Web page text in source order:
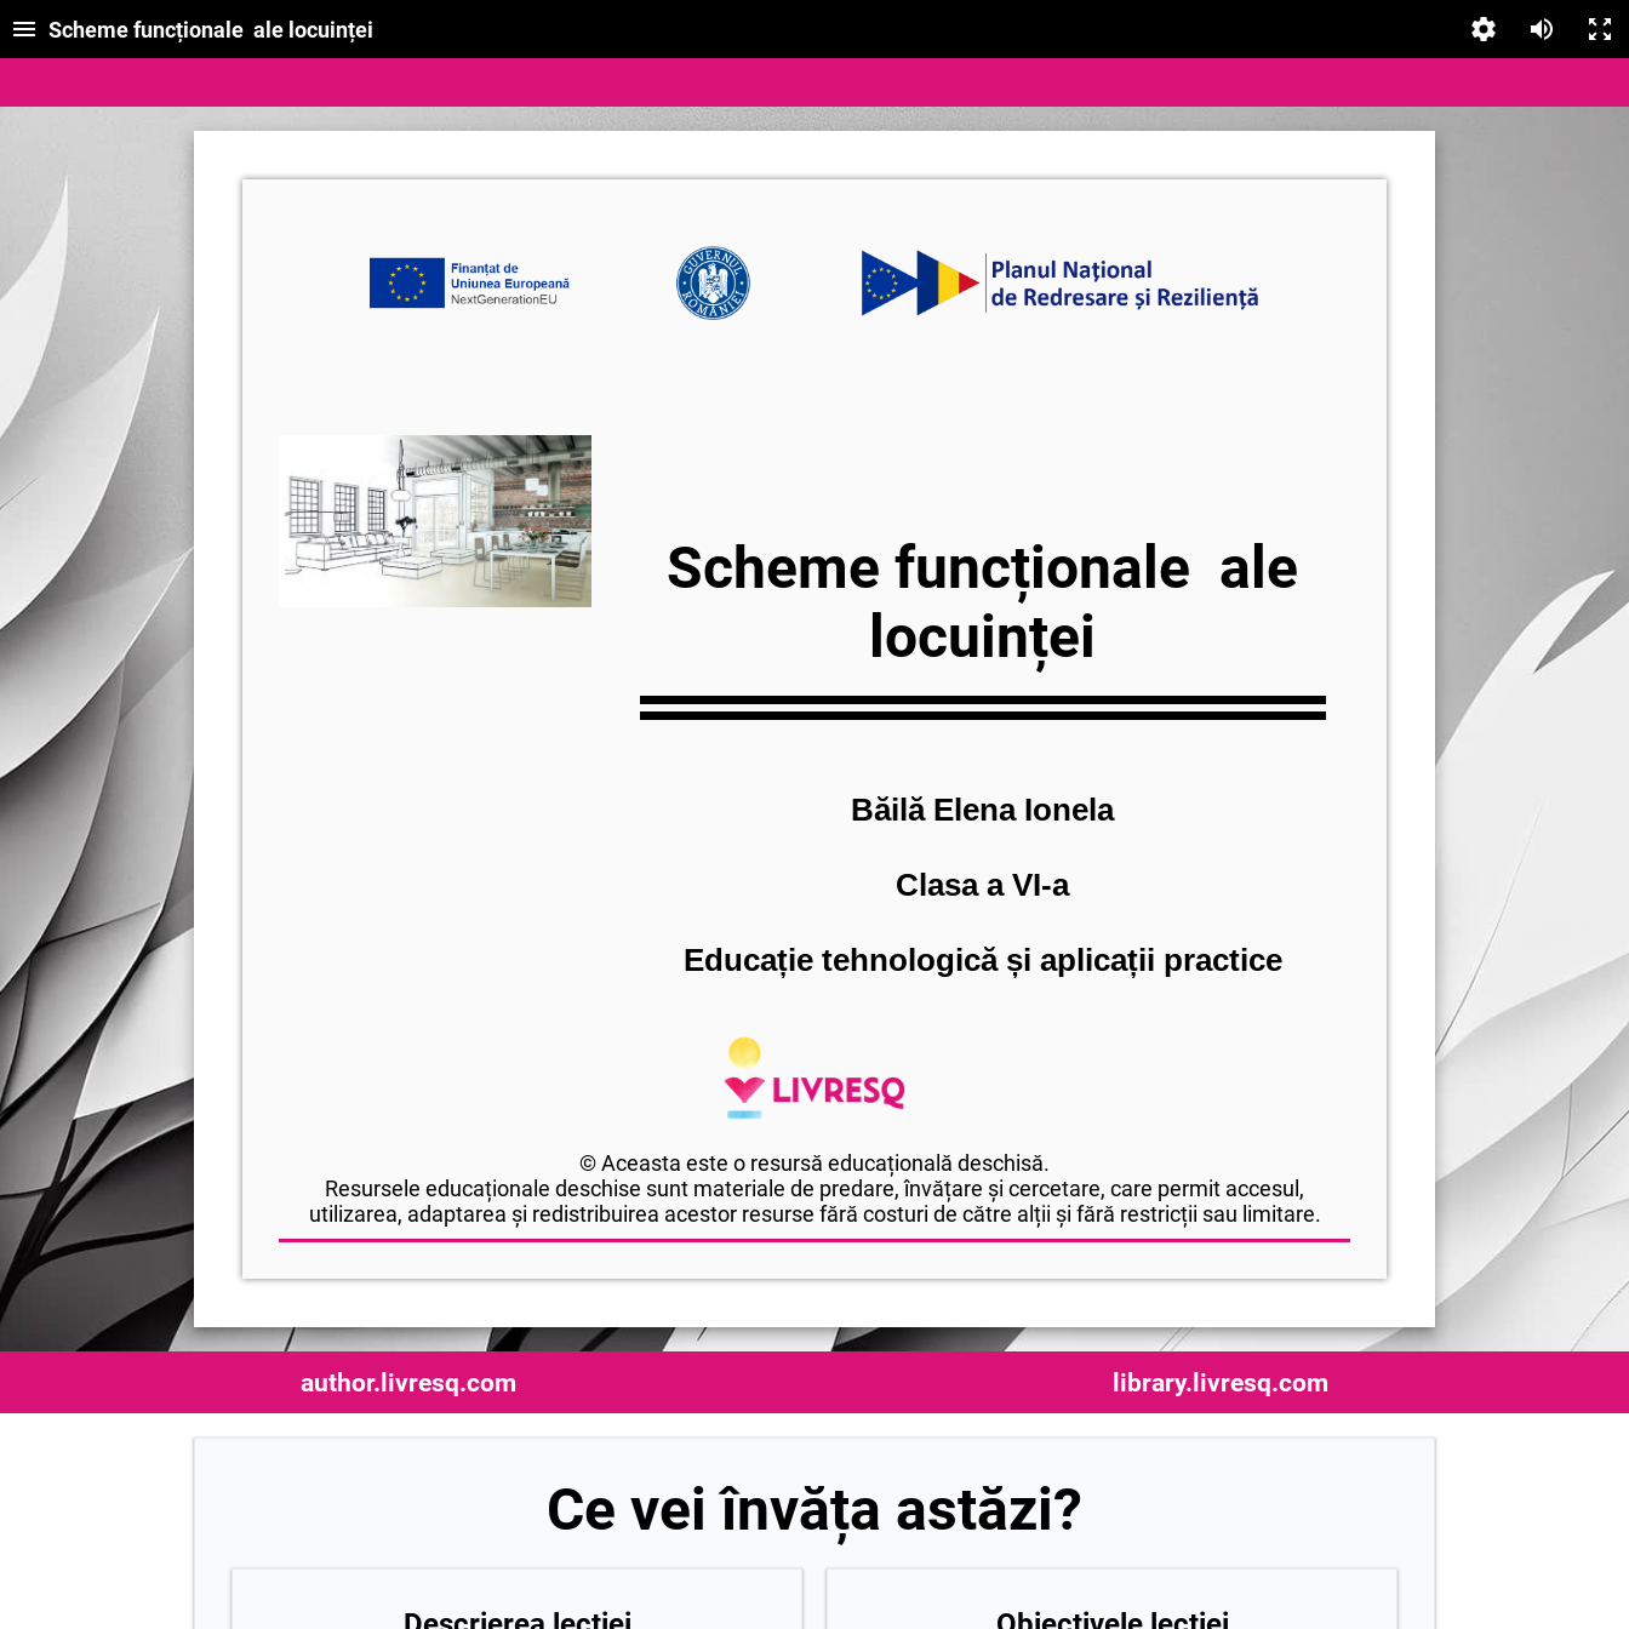
Scheme funcționale ale locuinței
Scheme funcționale ale
locuinței
Băilă Elena Ionela
Clasa a VI-a
Educație tehnologică și aplicații practice
© Aceasta este o resursă educațională deschisă.
Resursele educaționale deschise sunt materiale de predare, învățare și cercetare, care permit accesul,
utilizarea, adaptarea și redistribuirea acestor resurse fără costuri de către alții și fără restricții sau limitare.
author.livresq.com library.livresq.com
Ce vei învăța astăzi?